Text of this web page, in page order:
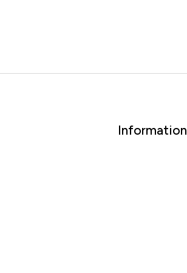
Information